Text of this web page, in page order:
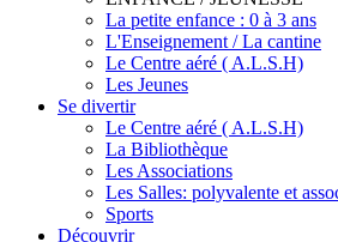
La petite enfance : 0 à 3 ans
L'Enseignement / La cantine
Le Centre aéré ( A.L.S.H)
Les Jeunes
Se divertir
Le Centre aéré ( A.L.S.H)
La Bibliothèque
Les Associations
Les Salles: polyvalente et
Sports
Découvrir